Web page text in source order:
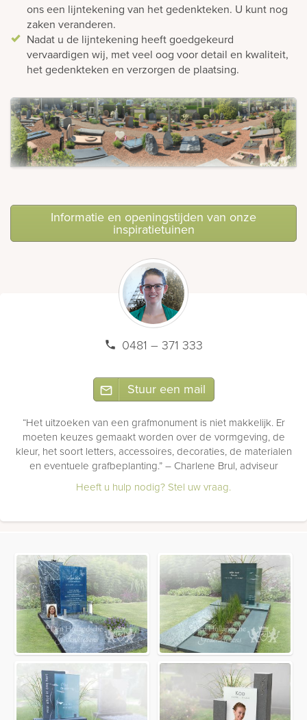
ons een lijntekening van het gedenkteken. U kunt nog
zaken veranderen.
Nadat u de lijntekening heeft goedgekeurd
vervaardigen wij, met veel oog voor detail en kwaliteit,
het gedenkteken en verzorgen de plaatsing.
Informatie en openingstijden van onze
inspiratietuinen
0481 – 371 333
Stuur een mail
“Het uitzoeken van een grafmonument is niet makkelijk. Er
moeten keuzes gemaakt worden over de vormgeving, de
kleur, het soort letters, accessoires, decoraties, de materialen
en eventuele grafbeplanting.” – Charlene Brul, adviseur
Heeft u hulp nodig? Stel uw vraag.